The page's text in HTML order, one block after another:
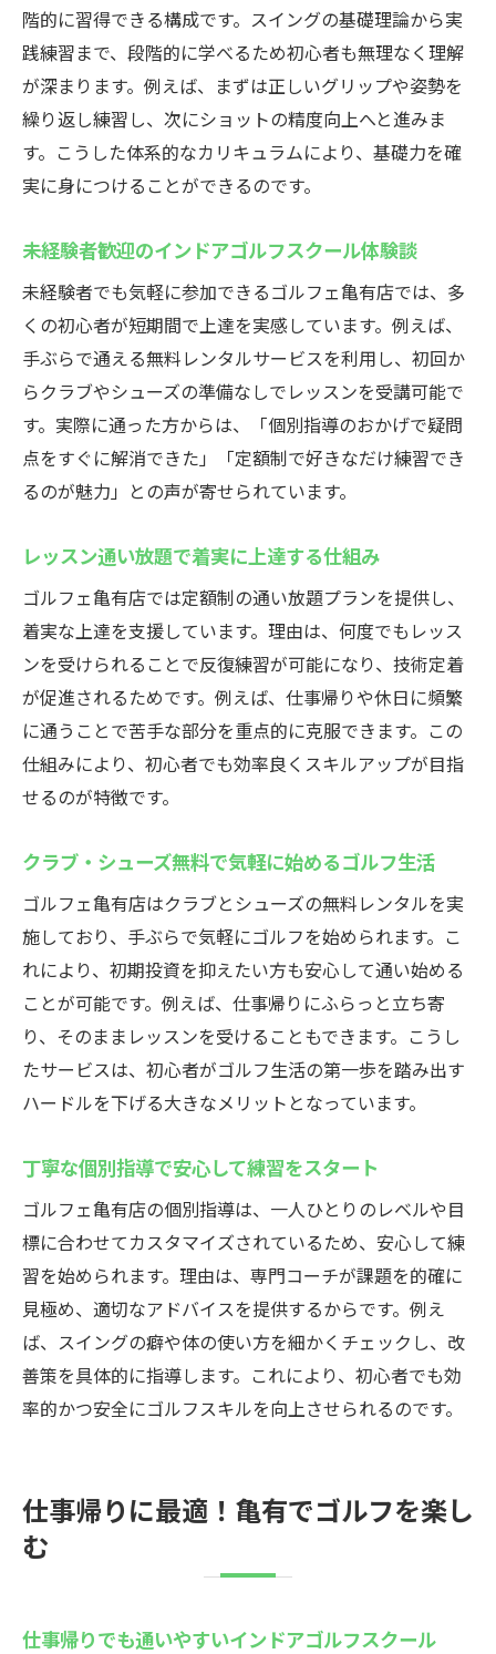
階的に習得できる構成です。スイングの基礎理論から実
践練習まで、段階的に学べるため初心者も無理なく理解
が深まります。例えば、まずは正しいグリップや姿勢を
繰り返し練習し、次にショットの精度向上へと進みま
す。こうした体系的なカリキュラムにより、基礎力を確
実に身につけることができるのです。
未経験者歓迎のインドアゴルフスクール体験談
未経験者でも気軽に参加できるゴルフェ亀有店では、多
くの初心者が短期間で上達を実感しています。例えば、
手ぶらで通える無料レンタルサービスを利用し、初回か
らクラブやシューズの準備なしでレッスンを受講可能で
す。実際に通った方からは、「個別指導のおかげで疑問
点をすぐに解消できた」「定額制で好きなだけ練習でき
るのが魅力」との声が寄せられています。
レッスン通い放題で着実に上達する仕組み
ゴルフェ亀有店では定額制の通い放題プランを提供し、
着実な上達を支援しています。理由は、何度でもレッス
ンを受けられることで反復練習が可能になり、技術定着
が促進されるためです。例えば、仕事帰りや休日に頻繁
に通うことで苦手な部分を重点的に克服できます。この
仕組みにより、初心者でも効率良くスキルアップが目指
せるのが特徴です。
クラブ・シューズ無料で気軽に始めるゴルフ生活
ゴルフェ亀有店はクラブとシューズの無料レンタルを実
施しており、手ぶらで気軽にゴルフを始められます。こ
れにより、初期投資を抑えたい方も安心して通い始める
ことが可能です。例えば、仕事帰りにふらっと立ち寄
り、そのままレッスンを受けることもできます。こうし
たサービスは、初心者がゴルフ生活の第一歩を踏み出す
ハードルを下げる大きなメリットとなっています。
丁寧な個別指導で安心して練習をスタート
ゴルフェ亀有店の個別指導は、一人ひとりのレベルや目
標に合わせてカスタマイズされているため、安心して練
習を始められます。理由は、専門コーチが課題を的確に
見極め、適切なアドバイスを提供するからです。例え
ば、スイングの癖や体の使い方を細かくチェックし、改
善策を具体的に指導します。これにより、初心者でも効
率的かつ安全にゴルフスキルを向上させられるのです。
仕事帰りに最適！亀有でゴルフを楽し
む
仕事帰りでも通いやすいインドアゴルフスクール